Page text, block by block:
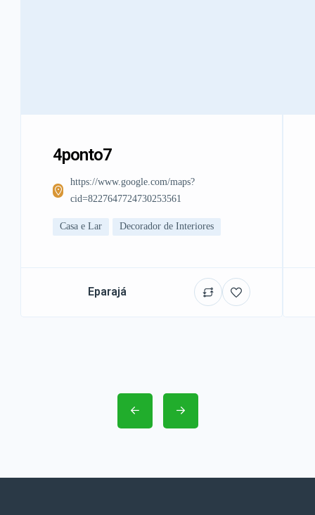
4ponto7
https://www.google.com/maps?
cid=8227647724730253561
Casa e Lar Decorador de Interiores
Eparajá